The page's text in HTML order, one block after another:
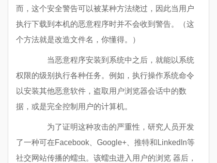
而，这个安全警告可以被某种方法绕过，因此当用户
执行下载到本机的恶意程序时并不会收到警告。（这
个方法就是改造文件名，你懂得。）
当恶意程序安装到系统中之后，就能以系统
权限的级别执行各种任务。例如，执行操作系统命令
以安装其他恶意软件，盗取用户浏览器会话中的数
据，或是完全控制用户的计算机。
为了证明这种攻击的严重性，研究人员开发
了一种可在Facebook、Google+、推特和LinkedIn等
社交网站传播的蠕虫。该蠕虫进入用户的浏览 器后，